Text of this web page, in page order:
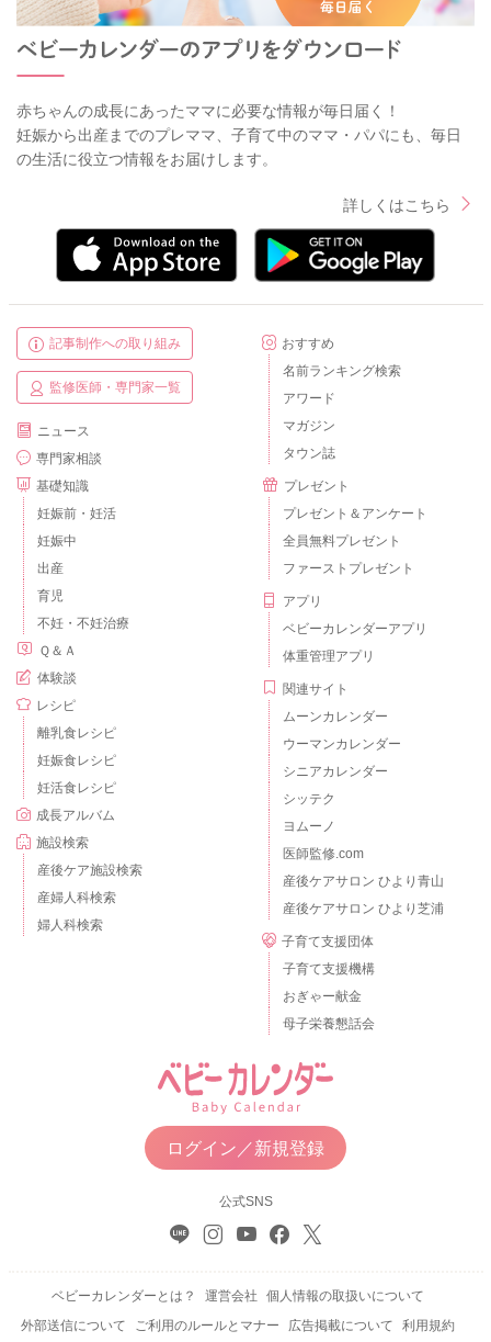
赤ちゃんの成長にあったママに必要な情報が毎日届く！
妊娠から出産までのプレママ、子育て中のママ・パパにも、毎日
の生活に役立つ情報をお届けします。
詳しくはこちら
記事制作への取り組み
監修医師・専門家一覧
ニュース
専門家相談
基礎知識
妊娠前・妊活
妊娠中
出産
育児
不妊・不妊治療
Ｑ＆Ａ
体験談
レシピ
離乳食レシピ
妊娠食レシピ
妊活食レシピ
成長アルバム
施設検索
産後ケア施設検索
産婦人科検索
婦人科検索
おすすめ
名前ランキング検索
アワード
マガジン
タウン誌
プレゼント
プレゼント＆アンケート
全員無料プレゼント
ファーストプレゼント
アプリ
ベビーカレンダーアプリ
体重管理アプリ
関連サイト
ムーンカレンダー
ウーマンカレンダー
シニアカレンダー
シッテク
ヨムーノ
医師監修.com
産後ケアサロン ひより青山
産後ケアサロン ひより芝浦
子育て支援団体
子育て支援機構
おぎゃー献金
母子栄養懇話会
ログイン／新規登録
公式SNS
ベビーカレンダーとは？ 運営会社
個人情報の取扱いについて
外部送信について
ご利用のルールとマナー 広告掲載について 利用規約